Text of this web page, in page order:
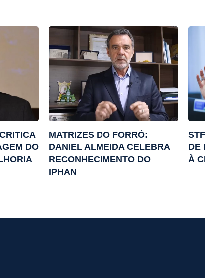
DO
MATRIZES DO FORRÓ:
DANIEL ALMEIDA CELEBRA
RECONHECIMENTO DO
IPHAN
DE
À